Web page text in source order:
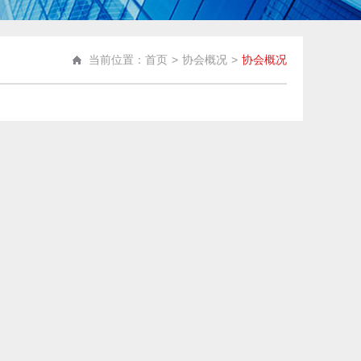
当前位置：首页 > 协会概况 > 协会概况